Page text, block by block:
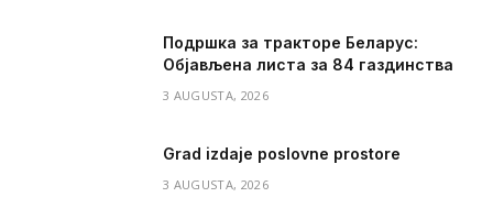
Подршка за тракторе Беларус:
Објављена листа за 84 газдинства
3 AUGUSTA, 2026
Grad izdaje poslovne prostore
3 AUGUSTA, 2026